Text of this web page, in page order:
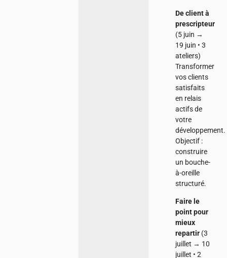
De client à
prescripteur
(5 juin →
19 juin • 3
ateliers)
Transformer
vos clients
satisfaits
en relais
actifs de
votre
développement.
Objectif :
construire
un bouche-
à-oreille
structuré.
Faire le
point pour
mieux
repartir(3
juillet → 10
juillet • 2